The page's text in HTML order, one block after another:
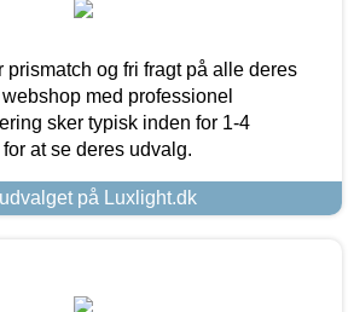
prismatch og fri fragt på alle deres
med professionel
sker typisk inden for 1-4
at se deres udvalg.
på Luxlight.dk